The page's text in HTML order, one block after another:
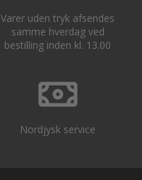
Varer uden tryk afsendes
samme hverdag ved
bestilling inden kl. 13.00
Nordjysk service